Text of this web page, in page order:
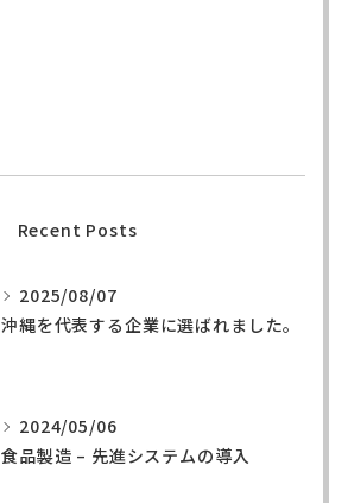
Recent Posts
2025/08/07
沖縄を代表する企業に選ばれました。
2024/05/06
食品製造 – 先進システムの導入